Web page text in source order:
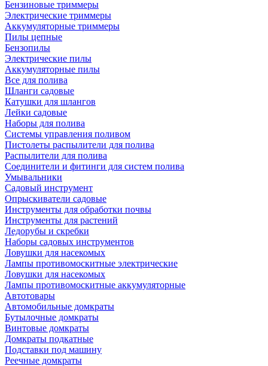
Бензиновые триммеры
Электрические триммеры
Аккумуляторные триммеры
Пилы цепные
Бензопилы
Электрические пилы
Аккумуляторные пилы
Все для полива
Шланги садовые
Катушки для шлангов
Лейки садовые
Наборы для полива
Системы управления поливом
Пистолеты распылители для полива
Распылители для полива
Соединители и фитинги для систем полива
Умывальники
Садовый инструмент
Опрыскиватели садовые
Инструменты для обработки почвы
Инструменты для растений
Ледорубы и скребки
Наборы садовых инструментов
Ловушки для насекомых
Лампы противомоскитные электрические
Ловушки для насекомых
Лампы противомоскитные аккумуляторные
Автотовары
Автомобильные домкраты
Бутылочные домкраты
Винтовые домкраты
Домкраты подкатные
Подставки под машину
Реечные домкраты